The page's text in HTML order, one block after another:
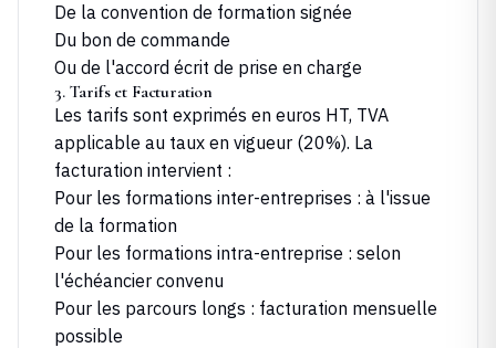
De la convention de formation signée
Du bon de commande
Ou de l'accord écrit de prise en charge
3. Tarifs et Facturation
Les tarifs sont exprimés en euros HT, TVA
applicable au taux en vigueur (20%). La
facturation intervient :
Pour les formations inter-entreprises : à l'issue
de la formation
Pour les formations intra-entreprise : selon
l'échéancier convenu
Pour les parcours longs : facturation mensuelle
possible